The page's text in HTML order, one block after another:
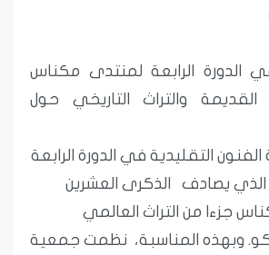
التقليدية في الدورة الرابعة
يصادف الذكرى العشرين
جزءا من التراث العالمي
وبهذه المناسبة، نظمت جمعية